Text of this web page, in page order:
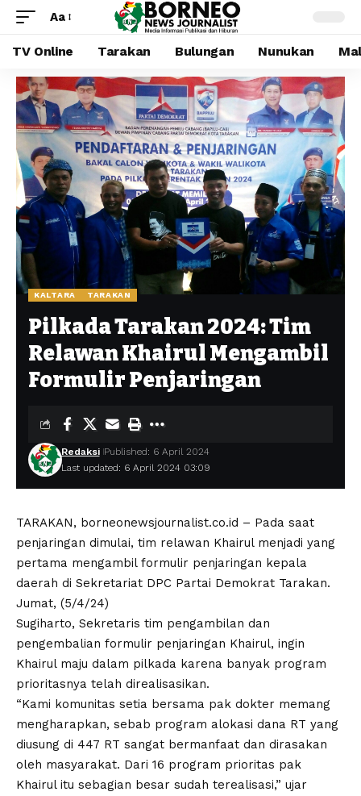
Aa
TV Online Tarakan Bulungan Nunukan
KALTARA TARAKAN
Pilkada Tarakan 2024: Tim
Relawan Khairul Mengambil
Formulir Penjaringan
Last updated: 6 April 2024 03:09
Redaksi Published: 6 April 2024
TARAKAN, borneonewsjournalist.co.id – Pada saat
penjaringan dimulai, tim relawan Khairul menjadi yang
pertama mengambil formulir penjaringan kepala
daerah di Sekretariat DPC Partai Demokrat Tarakan.
Jumat, (5/4/24)
Sugiharto, Sekretaris tim pengambilan dan
pengembalian formulir penjaringan Khairul, ingin
Khairul maju dalam pilkada karena banyak program
prioritasnya telah direalisasikan.
“Kami komunitas setia bersama pak dokter memang
mengharapkan, sebab program alokasi dana RT yang
diusung di 447 RT sangat bermanfaat dan dirasakan
oleh masyarakat. Dari 16 program prioritas pak
Khairul itu sebagian besar sudah terealisasi,” ujar